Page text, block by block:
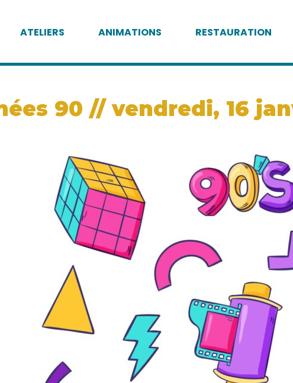
ATELIERS ANIMATIONS RESTAURATION
90 // vendredi, 16